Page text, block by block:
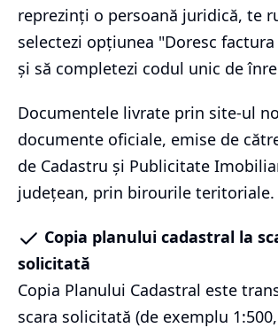
reprezinți o persoană juridică, te
selectezi opțiunea "Doresc
și să completezi codul unic de
Documentele livrate prin site-ul
documente oficiale, emise de
de Cadastru și Publicitate
județean, prin birourile teritoriale.
Copia planului cadastral la
solicitată
Copia Planului Cadastral este
scara solicitată (de exemplu